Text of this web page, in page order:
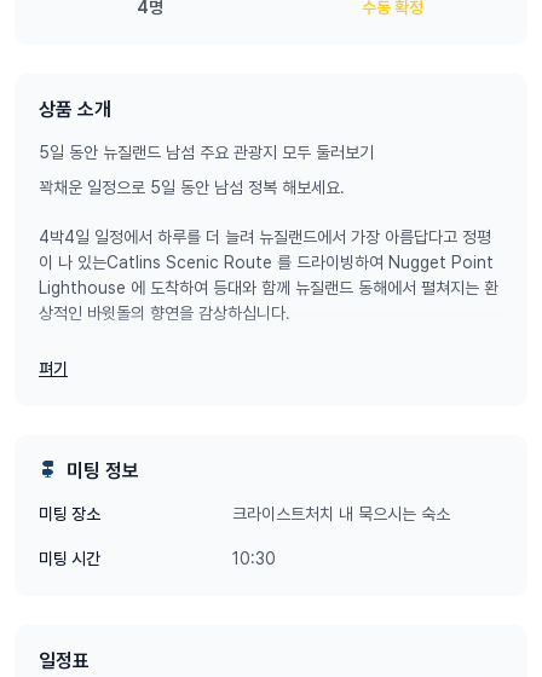
4명 수동 확정
상품 소개
5일 동안 뉴질랜드 남섬 주요 관광지 모두 둘러보기
꽉채운 일정으로 5일 동안 남섬 정복 해보세요.
4박4일 일정에서 하루를 더 늘려 뉴질랜드에서 가장 아름답다고 정평
이 나 있는Catlins Scenic Route 를 드라이빙하여 Nugget Point
Lighthouse 에 도착하여 등대와 함께 뉴질랜드 동해에서 펼쳐지는 환
상적인 바윗돌의 향연을 감상하십니다.
오전 10:30 - 오후 13:30 시 사이에 픽업 (오후 2시 이후에는 시내투
지업체 쪽으로 미리 안내 해드릴 예정입니다.
펴기
미팅 정보
미팅 장소 크라이스트처치 내 묵으시는 숙소
미팅 시간 10:30
일정표